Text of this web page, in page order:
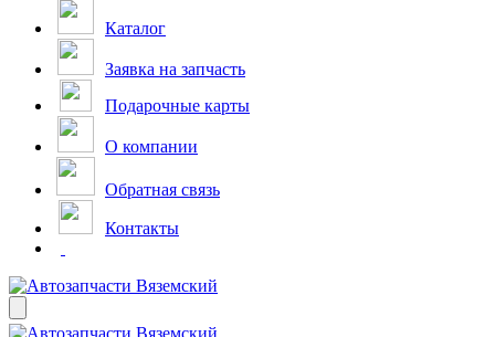
Каталог
Заявка на запчасть
Подарочные карты
О компании
Обратная связь
Контакты